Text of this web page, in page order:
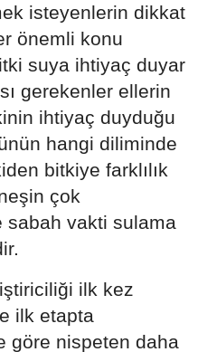
isteyenlerin dikkat
önemli konu
suya ihtiyaç duyar
gerekenler ellerin
ihtiyaç duyduğu
hangi diliminde
bitkiye farklılık
çok
sabah vakti sulama
ilk kez
ilk etapta
göre nispeten daha